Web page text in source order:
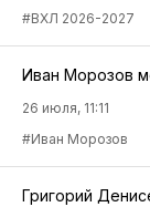
#ВХЛ 2026-2027
Иван Морозов
26 июля, 11:11
#Иван Морозов
Григорий